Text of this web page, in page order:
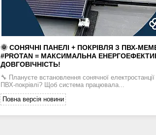
🌞 СОНЯЧНІ ПАНЕЛІ + ПОКРІВЛЯ З ПВХ-
#PROTAN = МАКСИМАЛЬНА
ДОВГОВІЧНІСТЬ!
🔧 Плануєте встановлення сонячної
ПВХ-покрівлі? Щоб система працювала...
Повна версія новини